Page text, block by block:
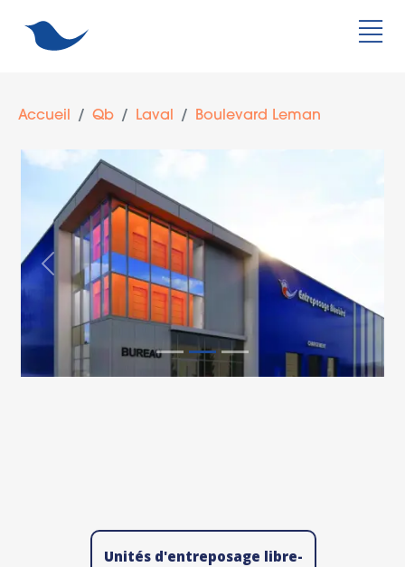
Accueil Qb Laval Boulevard Leman
Précédent
Unités d'entreposage libre-